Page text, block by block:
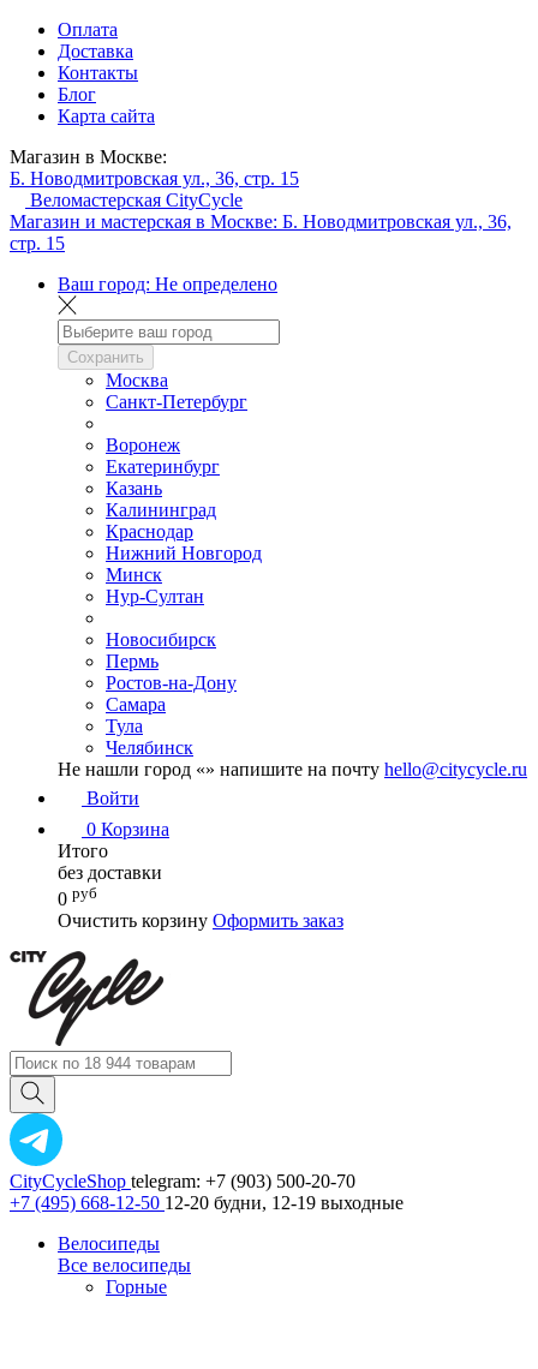
Оплата
Доставка
Контакты
Блог
Карта сайта
Магазин в Москве:
Б. Новодмитровская ул., 36, стр. 15
Веломастерская CityCycle
Магазин и мастерская в Москве: Б. Новодмитровская ул., 36,
стр. 15
Ваш город: Не определено
Сохранить
Москва
Санкт-Петербург
Воронеж
Екатеринбург
Казань
Калининград
Краснодар
Нижний Новгород
Минск
Нур-Султан
Новосибирск
Пермь
Ростов-на-Дону
Самара
Тула
Челябинск
Не нашли город «» напишите на почту hello@citycycle.ru
Войти
0 Корзина
Итого
без доставки
0 руб
Очистить корзину Оформить заказ
CityCycleShop telegram: +7 (903) 500-20-70
+7 (495) 668-12-50 12-20 будни, 12-19 выходные
Велосипеды
Все велосипеды
Горные